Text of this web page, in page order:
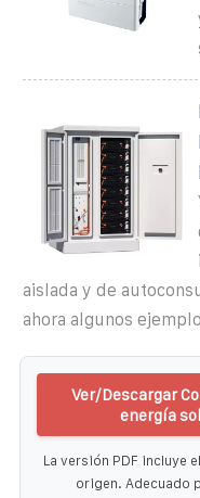
aislada y de
ahora algunos
Ver/Descargar
energía
La versión PDF incluye
origen. Adecuado